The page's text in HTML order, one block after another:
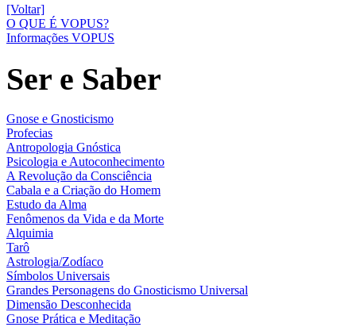
[Voltar]
O QUE É VOPUS?
Informações VOPUS
Ser e Saber
Gnose e Gnosticismo
Profecias
Antropologia Gnóstica
Psicologia e Autoconhecimento
A Revolução da Consciência
Cabala e a Criação do Homem
Estudo da Alma
Fenômenos da Vida e da Morte
Alquimia
Tarô
Astrologia/Zodíaco
Símbolos Universais
Grandes Personagens do Gnosticismo Universal
Dimensão Desconhecida
Gnose Prática e Meditação